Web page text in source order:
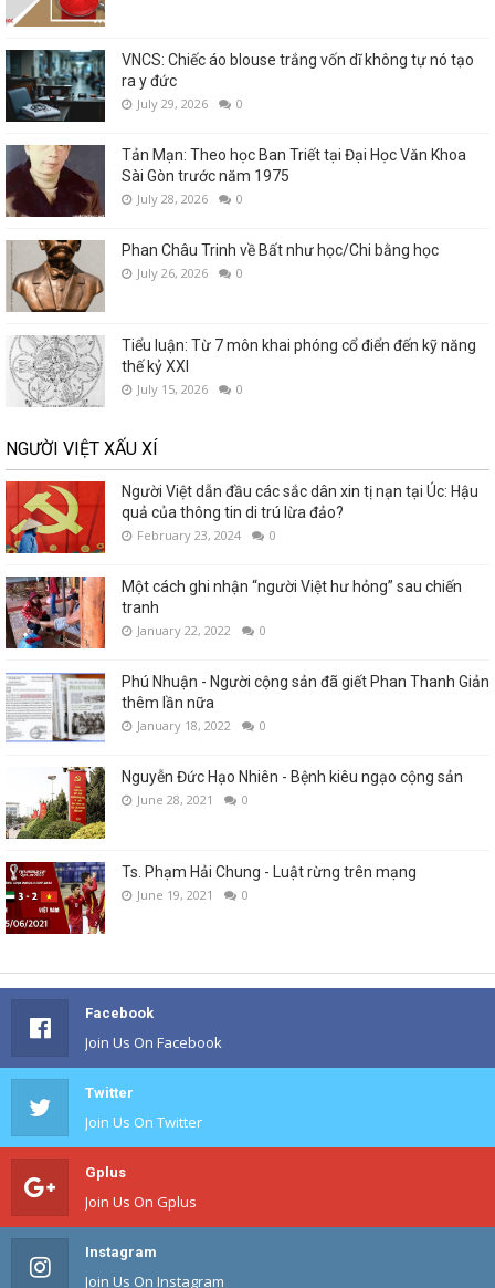
VNCS: Chiếc áo blouse trắng vốn dĩ không tự nó tạo
ra y đức
July 29, 2026 0
Tản Mạn: Theo học Ban Triết tại Đại Học Văn Khoa
Sài Gòn trước năm 1975
July 28, 2026 0
Phan Châu Trinh về Bất như học/Chi bằng học
July 26, 2026 0
Tiểu luận: Từ 7 môn khai phóng cổ điển đến kỹ năng
thế kỷ XXI
July 15, 2026 0
NGƯỜI VIỆT XẤU XÍ
Người Việt dẫn đầu các sắc dân xin tị nạn tại Úc: Hậu
quả của thông tin di trú lừa đảo?
February 23, 2024 0
Một cách ghi nhận “người Việt hư hỏng” sau chiến
tranh
January 22, 2022 0
Phú Nhuận - Người cộng sản đã giết Phan Thanh Giản
thêm lần nữa
January 18, 2022 0
Nguyễn Đức Hạo Nhiên - Bệnh kiêu ngạo cộng sản
June 28, 2021 0
Ts. Phạm Hải Chung - Luật rừng trên mạng
June 19, 2021 0
Facebook
Join Us On Facebook
Twitter
Join Us On Twitter
Gplus
Join Us On Gplus
Instagram
Join Us On Instagram